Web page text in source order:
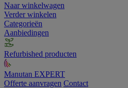
Naar winkelwagen
Verder winkelen
Categorieën
Aanbiedingen
Refurbished producten
Manutan EXPERT
Offerte aanvragen Contact